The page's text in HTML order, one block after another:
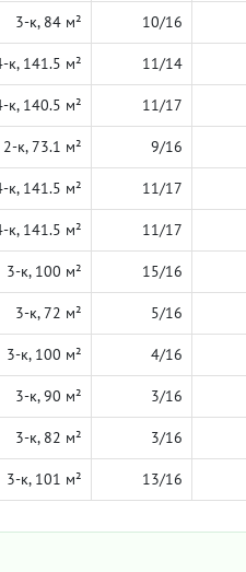
3-к, 84 м² 10/16
к, 141.5 м² 11/14
к, 140.5 м² 11/17
2-к, 73.1 м² 9/16
к, 141.5 м² 11/17
к, 141.5 м² 11/17
3-к, 100 м² 15/16
3-к, 72 м² 5/16
3-к, 100 м² 4/16
3-к, 90 м² 3/16
3-к, 82 м² 3/16
3-к, 101 м² 13/16